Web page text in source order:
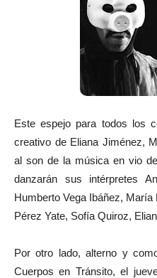
Este espejo para todos los
creativo de Eliana Jiménez,
al son de la música en vio
danzarán sus intérpretes
Humberto Vega Ibáñez, María
Pérez Yate, Sofía Quiroz,
Por otro lado, alterno y
Cuerpos en Tránsito, el